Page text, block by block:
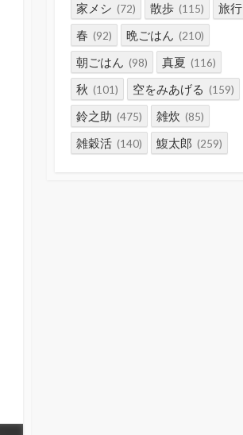
家メシ (72) 散歩 (115) 旅行
春 (92) 晩ごはん (210)
朝ごはん (98) 真夏 (116)
秋 (101) 空をみあげる (159)
鈴之助 (475) 雑炊 (85)
雑穀活 (140) 鰒太郎 (259)